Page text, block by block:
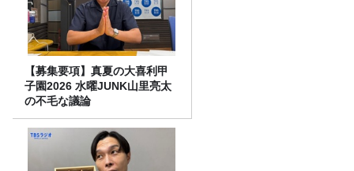
【募集要項】真夏の大喜利甲
子園2026 水曜JUNK山里亮太
の不毛な議論